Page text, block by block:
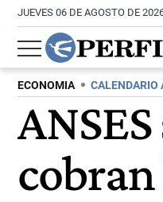
JUEVES 06 DE AGOSTO DE
ECONOMIA CALENDARIO